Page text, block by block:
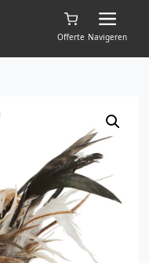
Offerte Navigeren